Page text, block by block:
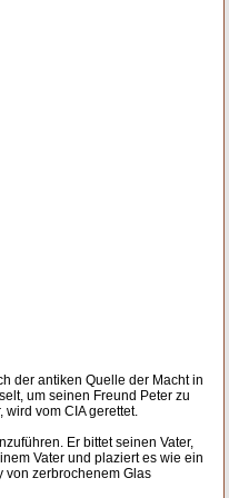
der antiken Quelle der Macht in
um seinen Freund Peter zu
wird vom CIA gerettet.
Er bittet seinen Vater,
Vater und plaziert es wie ein
von zerbrochenem Glas